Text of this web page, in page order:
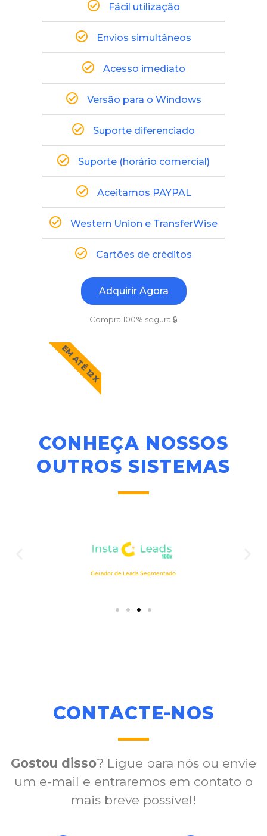
Fácil utilização
Envios simultâneos
Acesso imediato
Versão para o Windows
Suporte diferenciado
Suporte (horário comercial)
Aceitamos PAYPAL
Western Union e TransferWise
Cartões de créditos
Adquirir Agora
Compra 100% segura 🔒
EM ATÉ 12X
CONHEÇA NOSSOS
OUTROS SISTEMAS​
CONTACTE-NOS
Gostou disso? Ligue para nós ou envie
um e-mail e entraremos em contato o
mais breve possível!